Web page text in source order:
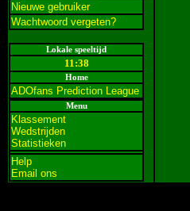
Nieuwe gebruiker
Wachtwoord vergeten?
Lokale speeltijd
11:38
Home
ADOfans Prediction League
Menu
Klassement
Wedstrijden
Statistieken
Help
Email ons